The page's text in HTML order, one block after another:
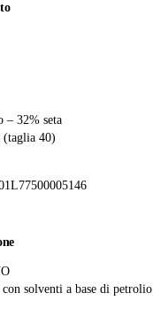
– 32% seta
(taglia 40)
solventi a base di petrolio